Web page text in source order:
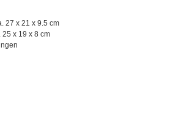
27 x 21 x 9.5 cm
25 x 19 x 8 cm